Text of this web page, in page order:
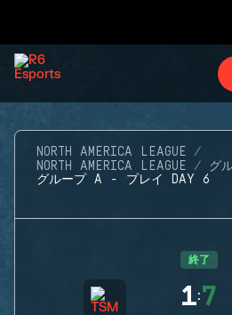
NORTH AMERICA LEAGUE
NORTH AMERICA LEAGUE
グ
グループ A - プレイ DAY 6
終了
1:7